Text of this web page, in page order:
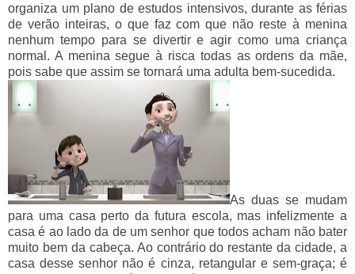
organiza um plano de estudos intensivos, durante as férias
de verão inteiras, o que faz com que não reste à menina
nenhum tempo para se divertir e agir como uma criança
normal. A menina segue à risca todas as ordens da mãe,
pois sabe que assim se tornará uma adulta bem-sucedida.
As duas se mudam
para uma casa perto da futura escola, mas infelizmente a
casa é ao lado da de um senhor que todos acham não bater
muito bem da cabeça. Ao contrário do restante da cidade, a
casa desse senhor não é cinza, retangular e sem-graça; é